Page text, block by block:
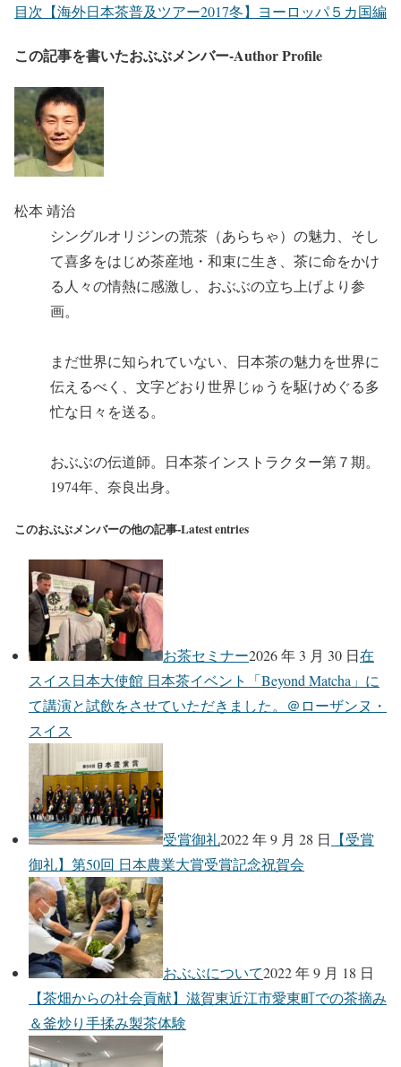
目次【海外日本茶普及ツアー2017冬】ヨーロッパ５カ国編
この記事を書いたおぶぶメンバー-Author Profile
松本 靖治
シングルオリジンの荒茶（あらちゃ）の魅力、そし
て喜多をはじめ茶産地・和束に生き、茶に命をかけ
る人々の情熱に感激し、おぶぶの立ち上げより参
画。
まだ世界に知られていない、日本茶の魅力を世界に
伝えるべく、文字どおり世界じゅうを駆けめぐる多
忙な日々を送る。
おぶぶの伝道師。日本茶インストラクター第７期。
1974年、奈良出身。
このおぶぶメンバーの他の記事-Latest entries
お茶セミナー2026 年 3 月 30 日在
スイス日本大使館 日本茶イベント「Beyond Matcha」に
て講演と試飲をさせていただきました。＠ローザンヌ・
スイス
受賞御礼2022 年 9 月 28 日 【受賞
御礼】第50回 日本農業大賞受賞記念祝賀会
おぶぶについて2022 年 9 月 18 日
【茶畑からの社会貢献】滋賀東近江市愛東町での茶摘み
＆釜炒り手揉み製茶体験